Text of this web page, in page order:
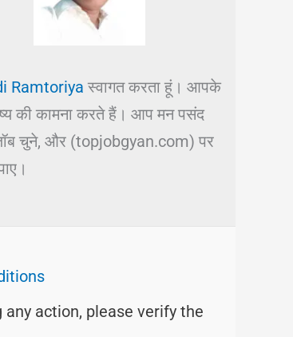
Ramtoriya स्वागत करता हूं। आपके
की कामना करते हैं। आप मन पसंद
चुने, और (topjobgyan.com) पर
action, please verify the